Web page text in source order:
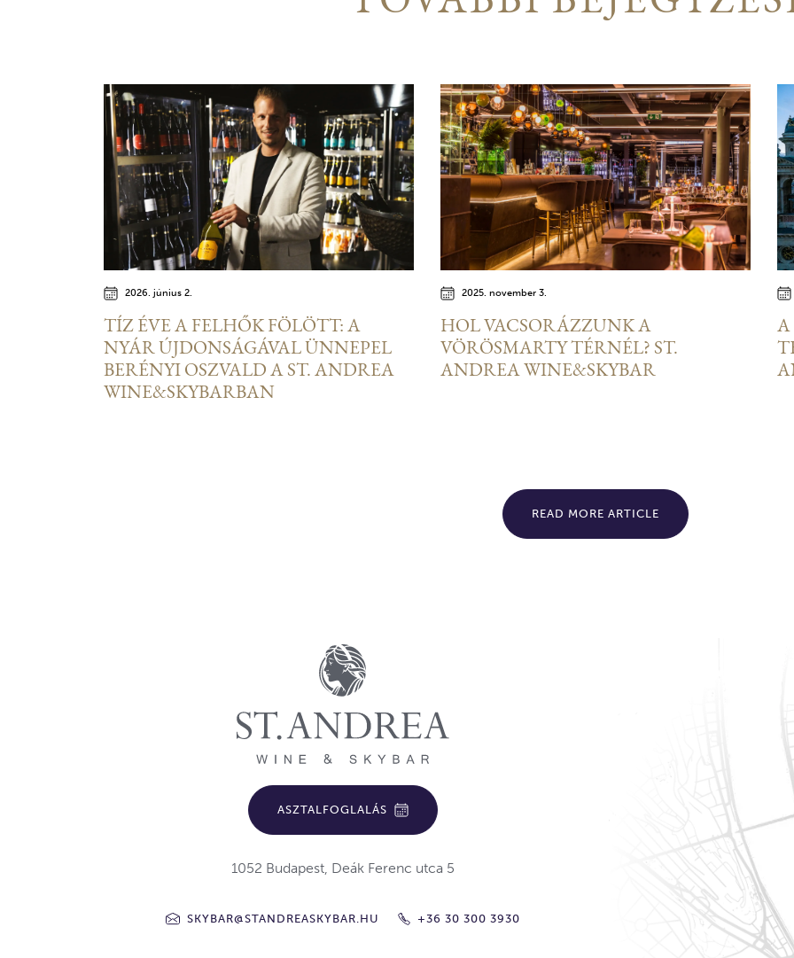
2026. június 2.
TÍZ ÉVE A FELHŐK FÖLÖTT: A
NYÁR ÚJDONSÁGÁVAL ÜNNEPEL
BERÉNYI OSZVALD A ST. ANDREA
WINE&SKYBARBAN
2025. november 3.
HOL VACSORÁZZUNK A
VÖRÖSMARTY TÉRNÉL? ST.
ANDREA WINE&SKYBAR
A
READ MORE ARTICLE
ASZTALFOGLALÁS
1052 Budapest, Deák Ferenc utca 5
SKYBAR@STANDREASKYBAR.HU +36 30 300 3930